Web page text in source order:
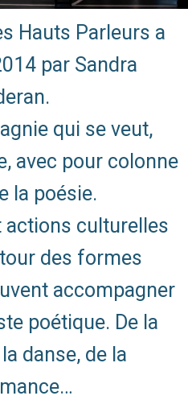
Hauts Parleurs a
par Sandra
qui se veut,
avec pour colonne
la poésie.
actions culturelles
des formes
accompagner
poétique. De la
danse, de la